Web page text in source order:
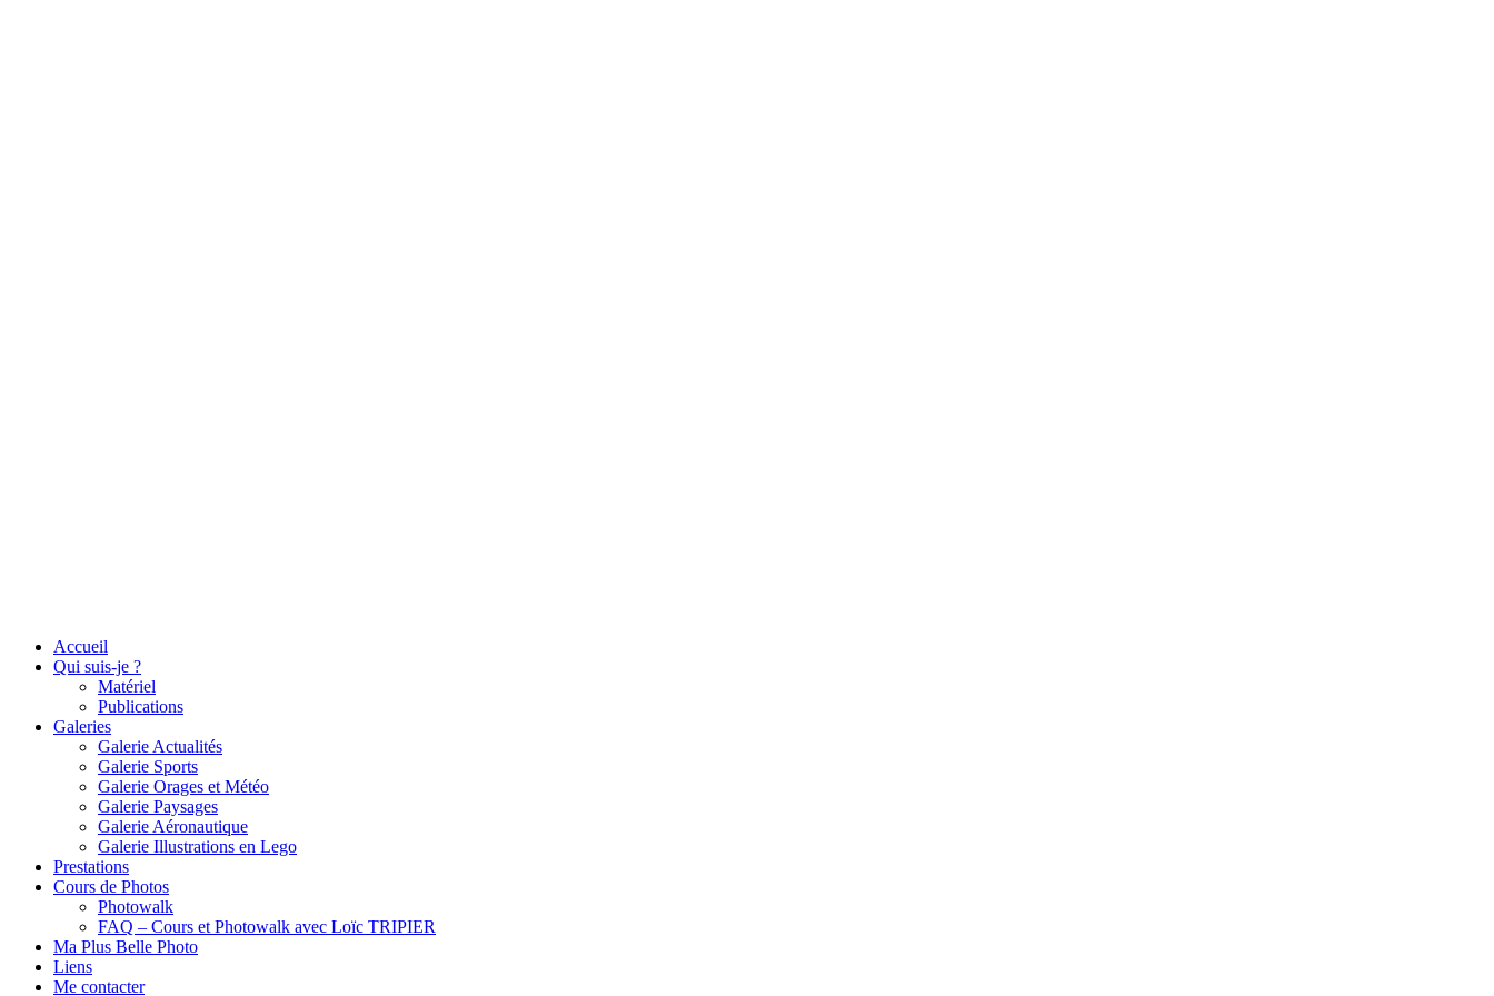
Accueil
Qui suis-je ?
Matériel
Publications
Galeries
Galerie Actualités
Galerie Sports
Galerie Orages et Météo
Galerie Paysages
Galerie Aéronautique
Galerie Illustrations en Lego
Prestations
Cours de Photos
Photowalk
FAQ – Cours et Photowalk avec Loïc TRIPIER
Ma Plus Belle Photo
Liens
Me contacter